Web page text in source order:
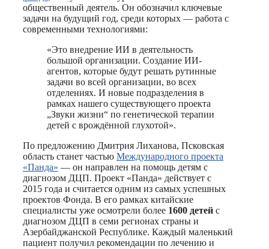
общественный деятель. Он обозначил ключевые
задачи на будущий год, среди которых — работа с
современными технологиями:
«Это внедрение ИИ в деятельность
большой организации. Создание ИИ-
агентов, которые будут решать рутинные
задачи во всей организации, во всех
отделениях. И новые подразделения в
рамках нашего существующего проекта
„Звуки жизни“ по генетической терапии
детей с врождённой глухотой».
По предложению Дмитрия Лиханова, Псковская
область станет частью Международного проекта
«Панда» — он направлен на помощь детям с
диагнозом ДЦП. Проект «Панда» действует с
2015 года и считается одним из самых успешных
проектов Фонда. В его рамках китайские
специалисты уже осмотрели более 1600 детей с
диагнозом ДЦП в семи регионах страны и
Азербайджанской Республике. Каждый маленький
пациент получил рекомендации по лечению и